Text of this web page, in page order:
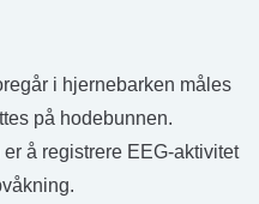
i hjernebarken måles
på hodebunnen.
å registrere EEG-aktivitet